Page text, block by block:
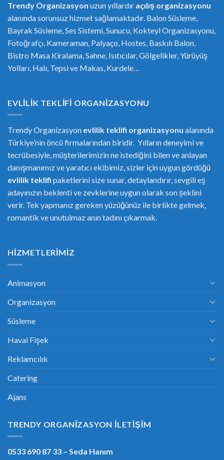
Trendy Organizasyon uzun yıllardır açılış organizasyonu
alanında sorunsuz hizmet sağlamaktadır. Balon Süsleme,
Bayrak Süsleme, Ses Sistemi, Sunucu, Kokteyl Organizasyonu,
Fotoğrafçı, Kameraman, Palyaço, Hostes, Baskılı Balon,
Bistro Masa Kiralama, Sahne, Isıtıcılar, Gölgelikler, Yürüyüş
Yolları, Halı, Tepsi ve Makas, Kurdele…
EVLILIK TEKLIFI ORGANIZASYONU
Trendy Organizasyon evlilik teklifi organizasyonu alanında
Türkiye’nin öncü firmalarından biridir. Yılların deneyimi ve
tecrübesiyle, müşterilerimizin ne istediğini bilen ve anlayan
danışmanımız ve yaratıcı ekibimiz, sizler için uygun gördüğü
evlilik teklifi paketlerini size sunar, detaylandırır, sevgili eş
adayınızın beklenti ve zevklerine uygun olarak son şeklini
verir. Tek yapmanız gereken yüzüğünüz ile birlikte gelmek,
romantik ve unutulmaz anın tadını çıkarmak.
HIZMETLERIMIZ
Animasyon
Organizasyon
Süsleme
Havai Fişek
Reklamcılık
Catering
Ajans
TRENDY ORGANIZASYON İLETIŞIM
0533 690 87 33 – Seda Hanım